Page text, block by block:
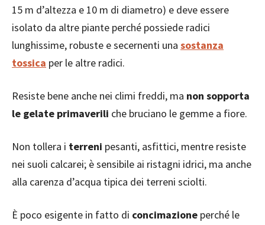
15 m d’altezza e 10 m di diametro) e deve essere
isolato da altre piante perché possiede radici
lunghissime, robuste e secernenti una sostanza
tossica per le altre radici.
Resiste bene anche nei climi freddi, ma non sopporta
le gelate primaverili che bruciano le gemme a fiore.
Non tollera i terreni pesanti, asfittici, mentre resiste
nei suoli calcarei; è sensibile ai ristagni idrici, ma anche
alla carenza d’acqua tipica dei terreni sciolti.
È poco esigente in fatto di concimazione perché le